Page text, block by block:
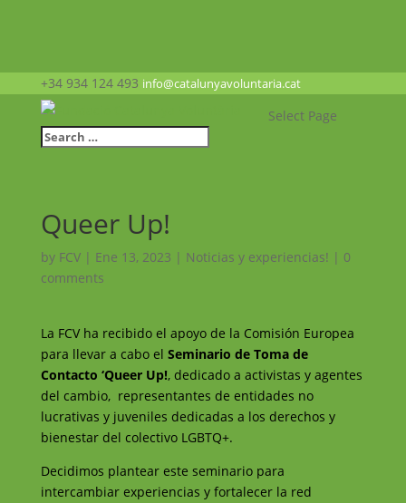
+34 934 124 493 info@catalunyavoluntaria.cat
Select Page
Queer Up!
by FCV| Ene 13, 2023 | Noticias y experiencias! | 0
comments
La FCV ha recibido el apoyo de la Comisión Europea
para llevar a cabo el Seminario de Toma de
Contacto ‘Queer Up!, dedicado a activistas y agentes
del cambio, representantes de entidades no
lucrativas y juveniles dedicadas a los derechos y
bienestar del colectivo LGBTQ+.
Decidimos plantear este seminario para
intercambiar experiencias y fortalecer la red